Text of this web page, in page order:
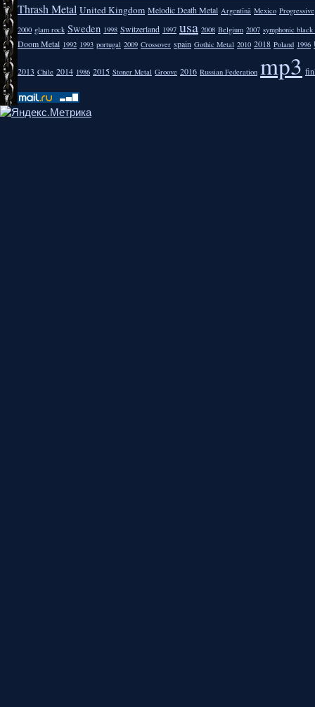
Thrash Metal United Kingdom Melodic Death Metal Argentīnā Mexico Progressive
2000 glam rock Sweden 1998 Switzerland 1997 usa 2008 Belgium 2007 symphonic
Doom Metal 1992 1993 portugal 2009 Crossover spain Gothic Metal 2010 2018 Poland 1996
2013 Chile 2014 1986 2015 Stoner Metal Groove 2016 Russian Federation mp3